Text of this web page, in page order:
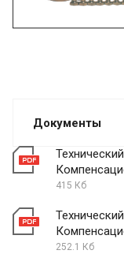
Документы
415 Кб
252.1 Кб